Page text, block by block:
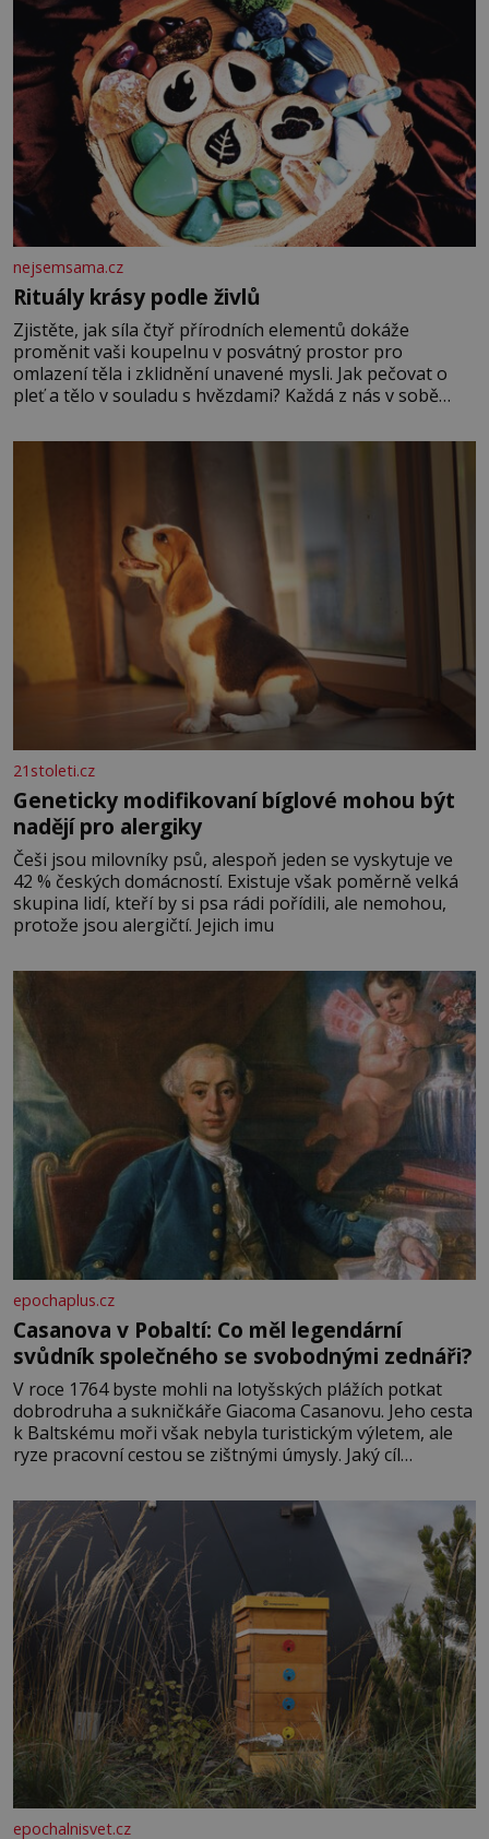
nejsemsama.cz
Rituály krásy podle živlů
Zjistěte, jak síla čtyř přírodních elementů dokáže
proměnit vaši koupelnu v posvátný prostor pro
omlazení těla i zklidnění unavené mysli. Jak pečovat o
pleť a tělo v souladu s hvězdami? Každá z nás v sobě
povaze, ale i v potřebách naší pokožky. Ohnivá znamení
Ženy narozené ve znamení Berana, Lva a Střelce v sobě
nesou žár, odvahu a neutuchající elán. Vaše
21stoleti.cz
Geneticky modifikovaní bíglové mohou být
nadějí pro alergiky
Češi jsou milovníky psů, alespoň jeden se vyskytuje ve
42 % českých domácností. Existuje však poměrně velká
skupina lidí, kteří by si psa rádi pořídili, ale nemohou,
protože jsou alergičtí. Jejich imu
epochaplus.cz
Casanova v Pobaltí: Co měl legendární
svůdník společného se svobodnými zednáři?
V roce 1764 byste mohli na lotyšských plážích potkat
dobrodruha a sukničkáře Giacoma Casanovu. Jeho cesta
k Baltskému moři však nebyla turistickým výletem, ale
ryze pracovní cestou se zištnými úmysly. Jaký cíl
lotyšské Rigy? Casanova v Pobaltí kontaktoval tamní
zednářské lóže. Nebyl v této oblasti žádným nováčkem,
protože do zednářské
epochalnisvet.cz